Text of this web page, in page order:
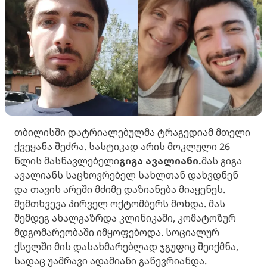
თბილისში დატრიალებულმა ტრაგედიამ მთელი
ქვეყანა შეძრა. სასტიკად არის მოკლული 26
წლის მასწავლებელიგიგა ავალიანი.მას გიგა
ავალიანს საცხოვრებელ სახლთან დახვდნენ
და თავის არეში მძიმე დაზიანება მიაყენეს.
შემთხვევა პირველ ოქტომბერს მოხდა. მას
შემდეგ ახალგაზრდა კლინიკაში, კომატოზურ
მდგომარეობაში იმყოფებოდა. სოციალურ
ქსელში მის დასახმარებლად ჯგუფიც შეიქმნა,
სადაც უამრავი ადამიანი გაწევრიანდა.